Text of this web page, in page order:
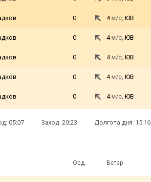
0 4м/с, ЮВ
0 4м/с, ЮВ
0 4м/с, ЮВ
0 4м/с, ЮВ
0 4м/с, ЮВ
05:07 Заход: 20:23 Долгота дня: 15:16
Осд. Ветер